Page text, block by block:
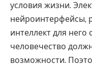
условия жизни.
нейроинтерфейсы,
интеллект для
человечество
возможности.